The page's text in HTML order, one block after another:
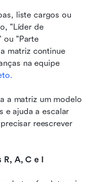
liste cargos ou
"Líder de
ou "Parte
matriz continue
na equipe
a matriz um modelo
e ajuda a escalar
reescrever
R, A, C e I